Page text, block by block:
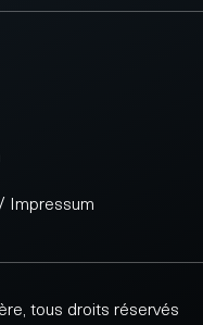
Impressum
tous droits réservés